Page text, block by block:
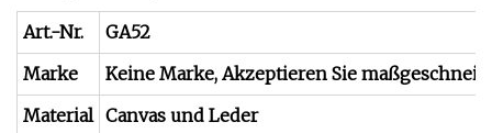
Art.-Nr.
GA52
Marke
Keine Marke, Akzeptieren Sie
Material Canvas und Leder